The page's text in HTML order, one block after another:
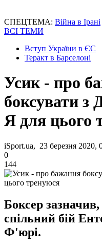
СПЕЦТЕМА: Війна в Ірані
ВСІ ТЕМИ
Вступ України в ЄС
Теракт в Барселоні
Усик - про
боксувати
Я для цього
iSport.ua, 23 березня 2020,
0
144
Боксер
спільний бій
Ф'юрі.